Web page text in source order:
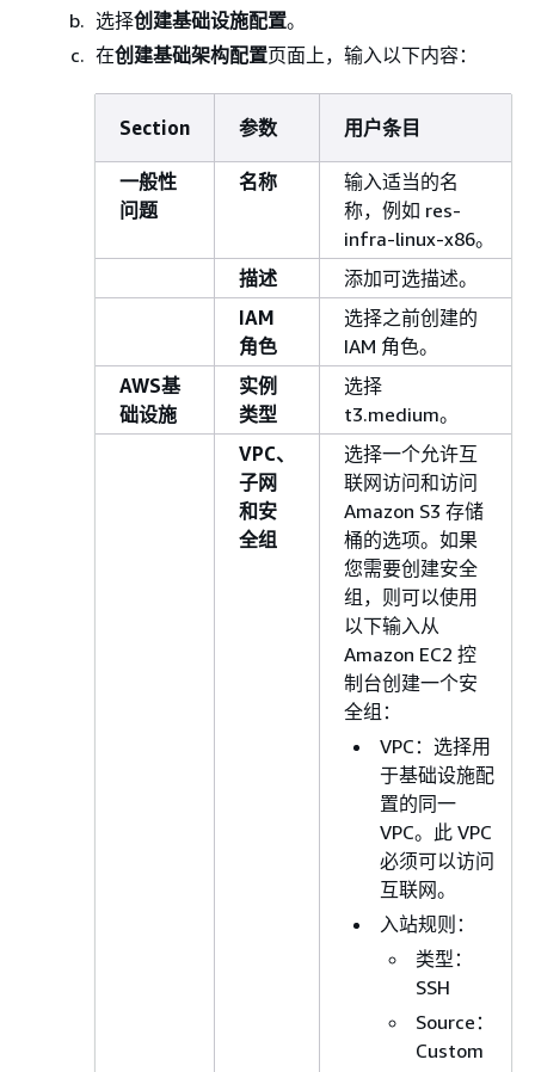
选择创建基础设施配置。
在创建基础架构配置页面上，输入以下内容：
Section 参数 用户条目
一般性
问题
名称
输入适当的名
称，例如 res-
infra-linux-x86。
描述
添加可选描述。
IAM
角色
选择之前创建的
IAM 角色。
AWS基
础设施
实例
类型
选择
t3.medium。
VPC、
子网
和安
全组
选择一个允许互
联网访问和访问
Amazon S3 存储
桶的选项。如果
您需要创建安全
组，则可以使用
以下输入从
Amazon EC2 控
制台创建一个安
全组：
VPC：选择用
于基础设施配
置的同一
VPC。此 VPC
必须可以访问
互联网。
入站规则：
类型：
SSH
Source：
Custom